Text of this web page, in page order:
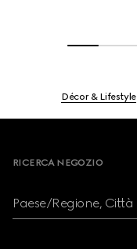
Décor & Lifestyle
RICERCA NEGOZIO
Paese/Regione, Città